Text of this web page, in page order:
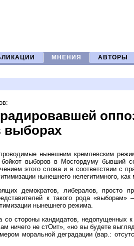
МНЕНИЯ АВТОРЫ
:
выборах
нынешним кремлевским
выборов в Мосгордуму бывший
этого слова и в соответствии с
нынешнего нелегитимного,
демократов, либералов, просто
к такого рода
нынешнего режима.
стороны кандидатов, недопущенных
ничего не стОит», «но вы будете
моральной деградации (вар.: